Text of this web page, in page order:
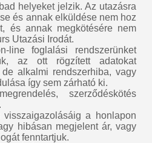
helyeket jelzik. Az utazásra
és annak elküldése nem hoz
és annak megkötésére nem
Utazási Irodát.
line foglalási rendszerünket
az ott rögzített adatokat
alkalmi rendszerhiba, vagy
így sem zárható ki.
szerződéskötés
visszaigazolásáig a honlapon
hibásan megjelent ár, vagy
fenntartjuk.